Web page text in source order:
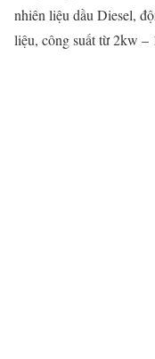
nhiên liệu dầu Diesel,
liệu, công suất từ 2kw –